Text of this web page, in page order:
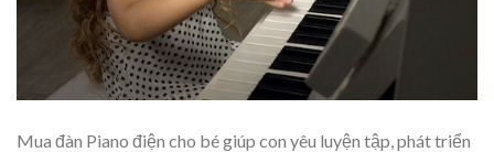
Mua đàn Piano điện cho bé giúp con yêu luyện tập, phát triển